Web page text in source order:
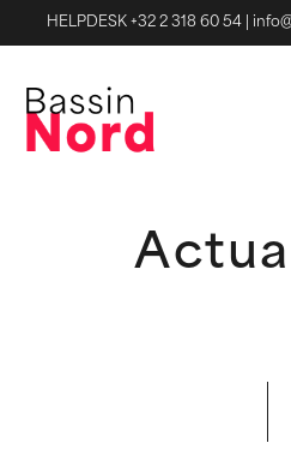
HELPDESK +32 2 318 60 54